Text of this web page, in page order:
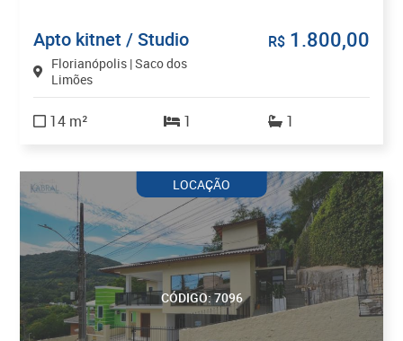
Apto kitnet / Studio
Florianópolis | Saco dos
Limões
R$1.800,00
14 m² 1 1
CÓDIGO: 7096
LOCAÇÃO